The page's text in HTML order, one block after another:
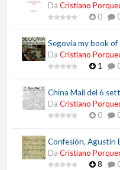
Da Cristiano
0
Segovia my book
Da Cristiano
1
China Mail del 6
Da Cristiano
0
Confesión, Agustín
Da Cristiano
8